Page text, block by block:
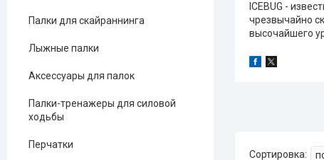
ICEBUG -
чрезвычайно
высочайшего
Палки для скайраннинга
Лыжные палки
Аксессуары для палок
Палки-тренажеры для силовой
ходьбы
Перчатки